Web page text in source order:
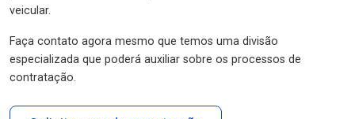
veicular.
Faça contato agora mesmo que temos uma divisão
especializada que poderá auxiliar sobre os processos de
contratação.